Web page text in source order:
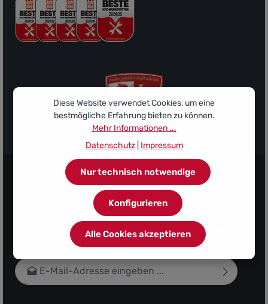
Sponsor des Ludwigsfelder FC
Abonnieren Sie den kostenlosen Newsletter und verpassen Sie
keine Neuigkeit oder Aktion.
E-Mail-Adresse*
Diese Website verwendet Cookies, um eine
bestmögliche Erfahrung bieten zu können.
Mehr Informationen ...
Datenschutz| Impressum
Nur technisch notwendige
Konfigurieren
Alle Cookies akzeptieren